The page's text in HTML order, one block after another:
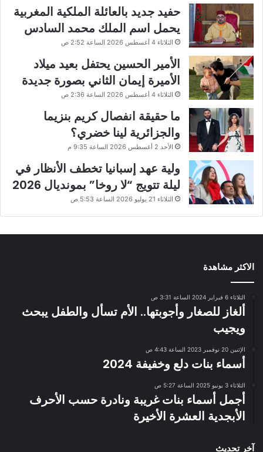
حفيد جديد بالعائلة الملكية المغربية
يحمل اسم الملك محمد السادس
الثلاثاء 4 أغسطس 2026 الساعة 2:52 ص
الأمير الحسين يحتفل بعيد ميلاد
الأميرة إيمان الثاني بصورة جديدة
الثلاثاء 4 أغسطس 2026 الساعة 2:36 ص
ما حقيقة انفصال كريم بنزيما
والجزائرية لينا خضري؟
الأحد 2 أغسطس 2026 الساعة 9:35 م
ولية عهد إسبانيا تخطف الأنظار في
ليلة تتويج “لا روخا” بمونديال 2026
الثلاثاء 21 يوليو 2026 الساعة 5:53 ص
الاكثر مشاهدة
الثلاثاء 6 فبراير 2024 الساعة 3:31 ص
ألغاز للصغار وأجوبتها.. الأم تسأل والطفل يبحث
ويجيب
الإثنين 20 نوفمبر 2023 الساعة 4:43 ص
أسماء بنات دلع وخفيفة 2024
الثلاثاء 3 يونيو 2025 الساعة 5:27 ص
أجمل أسماء بنات غريبة ونادرة حسب الأحرف
الأبجدية العشرة الأخيرة
آخر تحديث